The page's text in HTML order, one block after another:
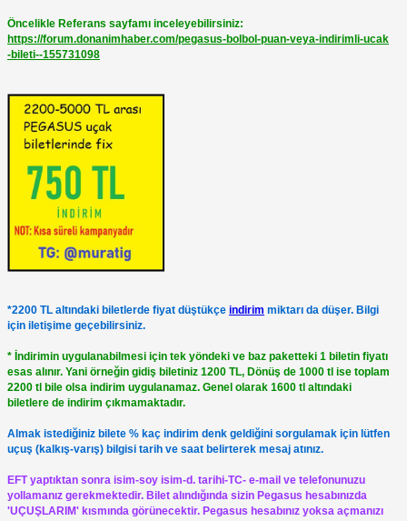
Öncelikle Referans sayfamı inceleyebilirsiniz:
https://forum.donanimhaber.com/pegasus-bolbol-puan-veya-indirimli-ucak
-bileti--155731098
*2200 TL altındaki biletlerde fiyat düştükçe indirim miktarı da düşer. Bilgi
için iletişime geçebilirsiniz.
* İndirimin uygulanabilmesi için tek yöndeki ve baz paketteki 1 biletin fiyatı
esas alınır. Yani örneğin gidiş biletiniz 1200 TL, Dönüş de 1000 tl ise toplam
2200 tl bile olsa indirim uygulanamaz. Genel olarak 1600 tl altındaki
biletlere de indirim çıkmamaktadır.
Almak istediğiniz bilete % kaç indirim denk geldiğini sorgulamak için lütfen
uçuş (kalkış-varış) bilgisi tarih ve saat belirterek mesaj atınız.
EFT yaptıktan sonra isim-soy isim-d. tarihi-TC- e-mail ve telefonunuzu
yollamanız gerekmektedir. Bilet alındığında sizin Pegasus hesabınızda
'UÇUŞLARIM' kısmında görünecektir. Pegasus hesabınız yoksa açmanızı